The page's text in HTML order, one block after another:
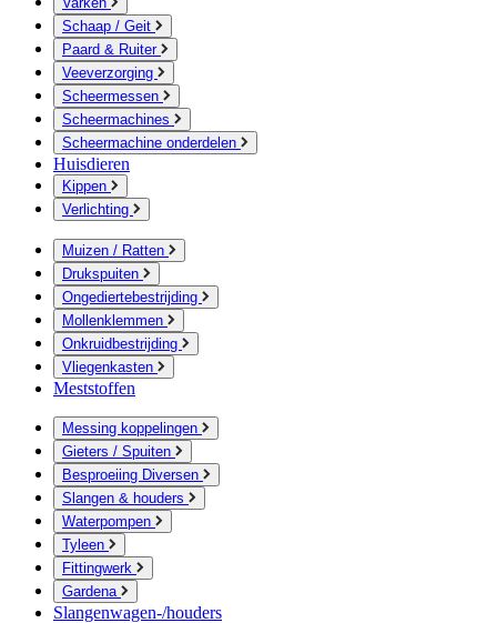
Schaap / Geit
Paard & Ruiter
Veeverzorging
Scheermessen
Scheermachines
Scheermachine onderdelen
Huisdieren
Kippen
Verlichting
Muizen / Ratten
Drukspuiten
Ongediertebestrijding
Mollenklemmen
Onkruidbestrijding
Vliegenkasten
Meststoffen
Messing koppelingen
Gieters / Spuiten
Besproeiing Diversen
Slangen & houders
Waterpompen
Tyleen
Fittingwerk
Gardena
Slangenwagen-/houders